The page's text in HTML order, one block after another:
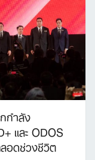
กำลัง
และ ODOS
อดช่วงชีวิต